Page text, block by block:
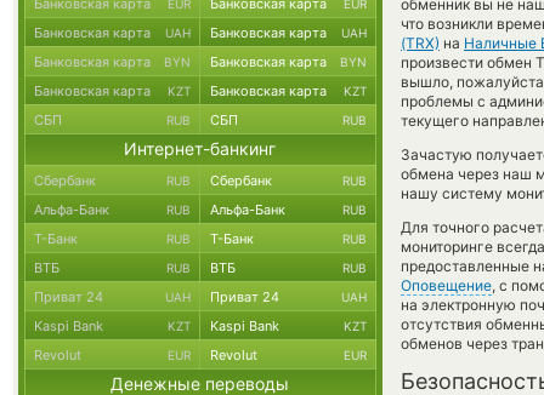
обменник вы не
что возникли
(TRX) на Наличные
произвести обмен
вышло,
проблемы с
текущего
Зачастую
обмена через наш
нашу систему
Для точного
мониторинге
предоставленные
Оповещение, с
на электронную
отсутствия
обменов через
Банковская карта EUR Банковская карта EUR
Банковская карта UAH Банковская карта UAH
Банковская карта BYN Банковская карта BYN
Банковская карта KZT Банковская карта KZT
СБП RUB СБП RUB
Интернет-банкинг
Сбербанк RUB Сбербанк RUB
Альфа-Банк RUB Альфа-Банк RUB
Т-Банк RUB Т-Банк RUB
ВТБ RUB ВТБ RUB
Приват 24 UAH Приват 24 UAH
Kaspi Bank KZT Kaspi Bank KZT
Revolut EUR Revolut EUR
Денежные переводы